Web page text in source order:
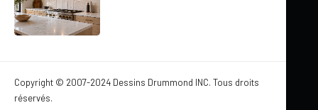
Copyright © 2007-2024 Dessins Drummond INC. Tous droits
réservés.
La mémoire est une faculté qui oublie et encore plus dans une
situation stressante comme un sinistre habitation. C’est
De plus, l’inventaire de vos biens sert à…